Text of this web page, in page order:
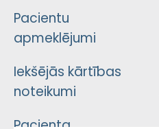
Pacientu
apmeklējumi
Iekšējās kārtības
noteikumi
Pacienta